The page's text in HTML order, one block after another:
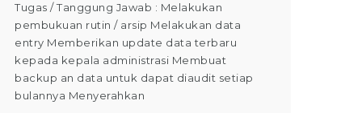
Tugas / Tanggung Jawab : Melakukan
pembukuan rutin / arsip Melakukan data
entry Memberikan update data terbaru
kepada kepala administrasi Membuat
backup an data untuk dapat diaudit setiap
bulannya Menyerahkan